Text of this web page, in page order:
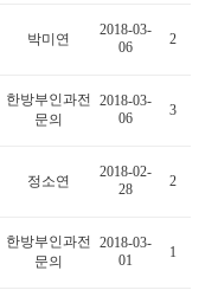
박미연
2018-03-
06
2
한방부인과전
문의
2018-03-
06
3
정소연
2018-02-
28
2
한방부인과전
문의
2018-03-
01
1